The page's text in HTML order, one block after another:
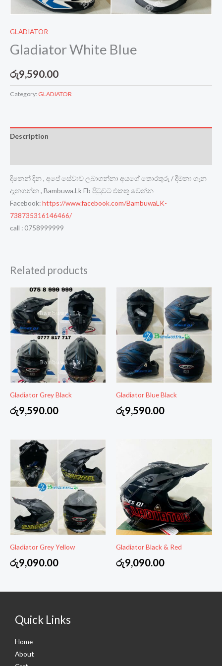
GLADIATOR
Gladiator White Blue
රු9,590.00
Category: GLADIATOR
Description
දිනෙන් දින , අපේ සේවාව ලබාගන්නා අයගේ තොරතුරු / දීමනා ගැන
දැනගන්න , Bambuwa.Lk Fb පිටුවට එකතු වෙන්න
Facebook:https://www.facebook.com/BambuwaLK-
738735316146466/
call : 0758999999
Related products
Gladiator Grey Black
රු9,590.00
Gladiator Blue Black
රු9,590.00
Gladiator Grey Yellow
රු9,090.00
Gladiator Black & Red
රු9,090.00
Quick Links
Home
About